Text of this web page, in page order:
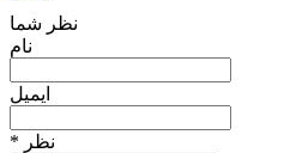
نظر شما
نام
ایمیل
* نظر